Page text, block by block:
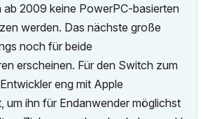
ab 2009 keine PowerPC-basierten
werden. Das nächste große
noch für beide
erscheinen. Für den Switch zum
eng mit Apple
um ihn für Endanwender möglichst